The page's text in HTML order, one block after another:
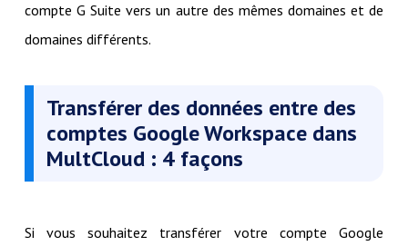
compte G Suite vers un autre des mêmes domaines et de
domaines différents.
Transférer des données entre des
comptes Google Workspace dans
MultCloud : 4 façons
Si vous souhaitez transférer votre compte Google